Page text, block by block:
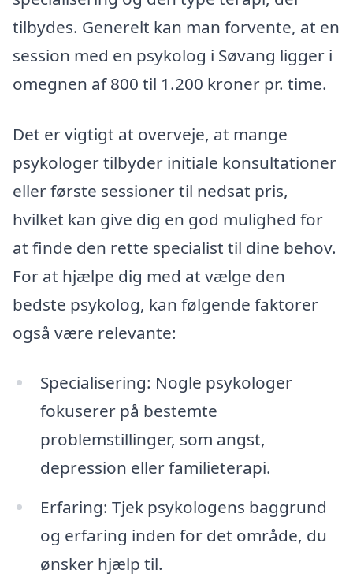
tilbydes. Generelt kan man forvente, at en
session med en psykolog i Søvang ligger i
omegnen af 800 til 1.200 kroner pr. time.
Det er vigtigt at overveje, at mange
psykologer tilbyder initiale konsultationer
eller første sessioner til nedsat pris,
hvilket kan give dig en god mulighed for
at finde den rette specialist til dine behov.
For at hjælpe dig med at vælge den
bedste psykolog, kan følgende faktorer
også være relevante:
Specialisering: Nogle psykologer
fokuserer på bestemte
problemstillinger, som angst,
depression eller familieterapi.
Erfaring: Tjek psykologens baggrund
og erfaring inden for det område, du
ønsker hjælp til.